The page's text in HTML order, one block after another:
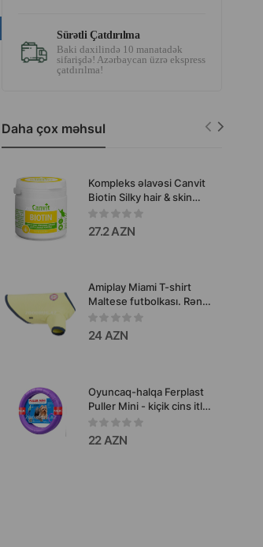
Sürətli Çatdırılma
Baki daxilində 10 manatadək
sifarişdə! Azərbaycan üzrə ekspress
çatdırılma!
Daha çox məhsul
Kompleks əlavəsi Canvit
Biotin Silky hair & skin
pişiklərdə tük gözəlliyi və
sağlam dəri üçün 100 qr.
27.2 AZN
Amiplay Miami T-shirt
Maltese futbolkası. Rəng:
Yaşıl. Ölçülər: Size 35 sm.
g 35 sm. b 36 sm. d 52
sm. Məhsul kodu:
24 AZN
Oyuncaq-halqa Ferplast
Puller Mini - kiçik cins itlər
üçün aktiv oyunlar, təlim
və əla fiziki formanı
qorumaq məqsədilə
22 AZN